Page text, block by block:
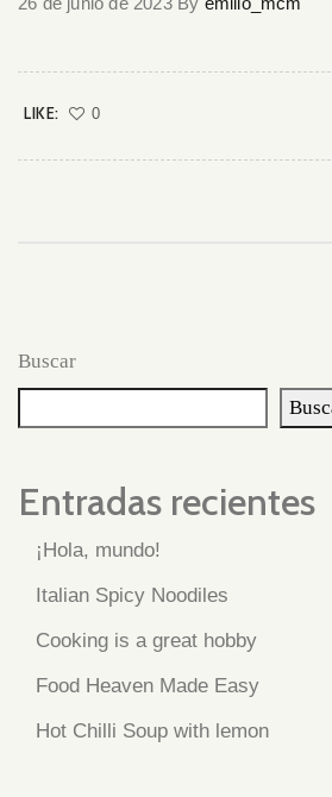
LIKE: 0
Buscar
Entradas recientes
¡Hola, mundo!
Italian Spicy Noodiles
Cooking is a great hobby
Food Heaven Made Easy
Hot Chilli Soup with lemon